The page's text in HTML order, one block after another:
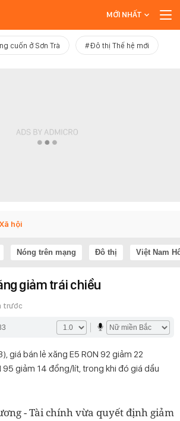
MỚI NHẤT
cuốn ở Sơn Trà #Đô thị Thế hệ mới
Xã hội
Nóng trên mạng Đô thị Việt Nam
giảm trái chiều
trước
giá bán lẻ xăng E5 RON 92 giảm 22
95 giảm 14 đồng/lít, trong khi đó giá dầu
- Tài chính vừa quyết định giảm